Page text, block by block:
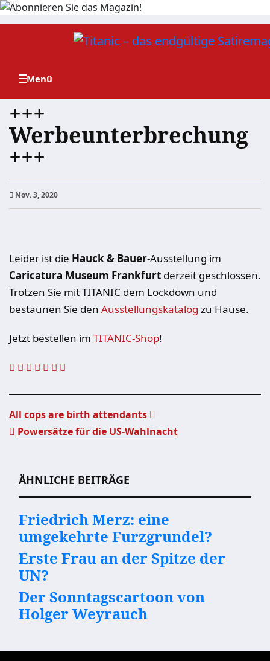
Zum
+++
Werbeunterbrechung
+++
Nov. 3, 2020
Leider ist die Hauck & Bauer-Ausstellung im
Caricatura Museum Frankfurt derzeit geschlossen.
Trotzen Sie mit TITANIC dem Lockdown und
bestaunen Sie den Ausstellungskatalog zu Hause.
Jetzt bestellen im TITANIC-Shop!
All cops are birth attendants
Powersätze für die US-Wahlnacht
ÄHNLICHE BEITRÄGE
Friedrich Merz: eine
umgekehrte Furzgrundel?
Erste Frau an der Spitze der
UN?
Der Sonntagscartoon von
Holger Weyrauch